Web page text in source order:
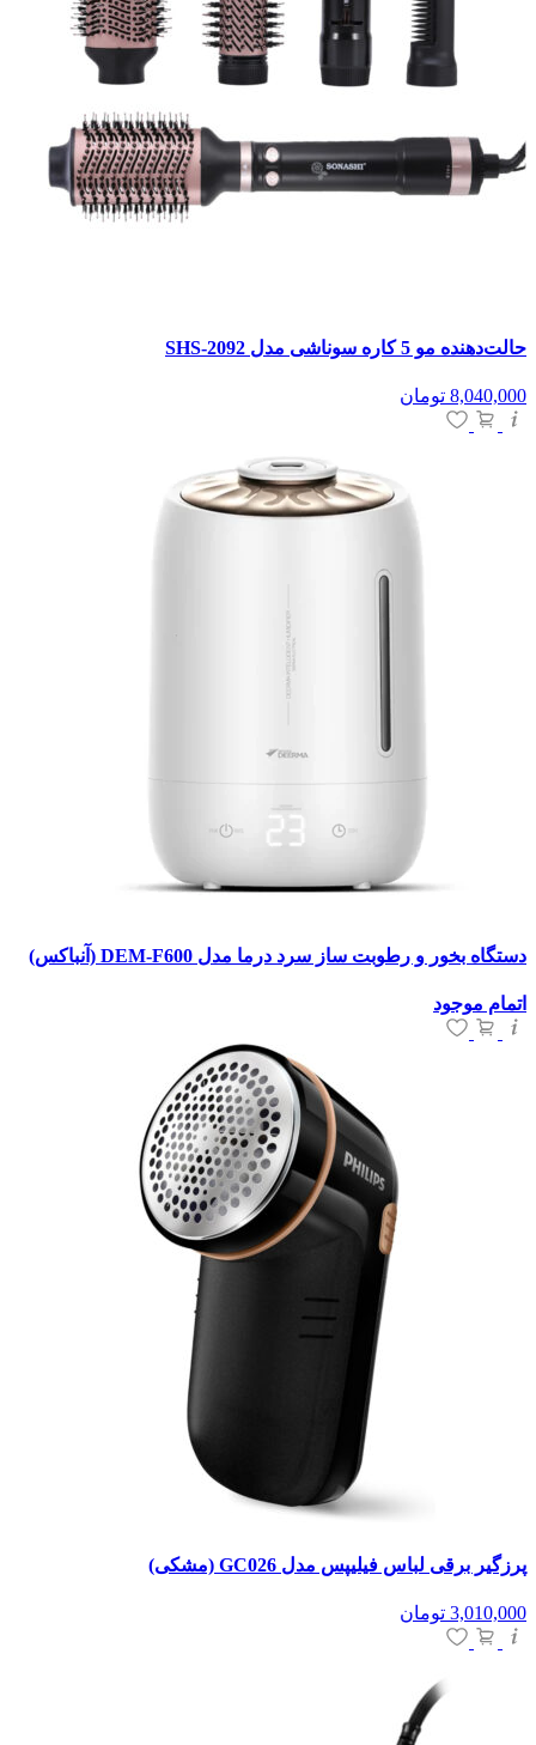
حالت‌دهنده مو 5 کاره سوناشی مدل SHS-2092
8,040,000 تومان
دستگاه بخور و رطوبت ساز سرد درما مدل DEM-F600 (آنباکس)
اتمام موجود
پرزگیر برقی لباس فیلیپس مدل GC026 (مشکی)
3,010,000 تومان